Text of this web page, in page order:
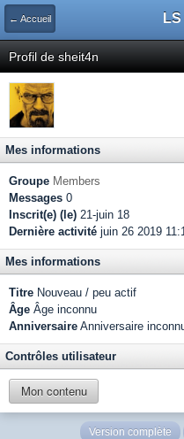
← Accueil
Profil de sheit4n
Mes informations
Groupe Members
Messages 0
Inscrit(e) (le) 21-juin 18
Dernière activité juin 26 2019
Mes informations
Titre Nouveau / peu actif
Âge Âge inconnu
Anniversaire Anniversaire
Contrôles utilisateur
Mon contenu
Version complète